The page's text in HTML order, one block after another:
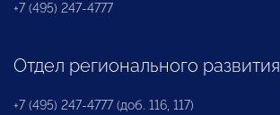
+7 (495) 247-4777
Отдел регионального развития
+7 (495) 247-4777 (доб. 116, 117)